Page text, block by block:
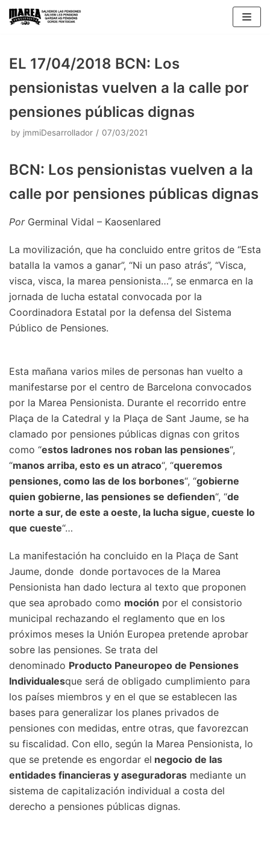
Skip
EL 17/04/2018 BCN: Los
pensionistas vuelven a la calle por
pensiones públicas dignas
by jmmiDesarrollador 07/03/2021
BCN: Los pensionistas vuelven a la
calle por pensiones públicas dignas
Por Germinal Vidal – Kaosenlared
La movilización, que ha concluido entre gritos de “Esta
batalla la vamos a ganar”, “Ni un paso atrás”, “Visca,
visca, visca, la marea pensionista…”, se enmarca en la
jornada de lucha estatal convocada por la
Coordinadora Estatal por la defensa del Sistema
Público de Pensiones.
Esta mañana varios miles de personas han vuelto a
manifestarse por el centro de Barcelona convocados
por la Marea Pensionista. Durante el recorrido entre
Plaça de la Catedral y la Plaça de Sant Jaume, se ha
clamado por pensiones públicas dignas con gritos
como “estos ladrones nos roban las pensiones“,
“manos arriba, esto es un atraco“, “queremos
pensiones, como las de los borbones“, “gobierne
quien gobierne, las pensiones se defienden“, “de
norte a sur, de este a oeste, la lucha sigue, cueste lo
que cueste“…
La manifestación ha concluido en la Plaça de Sant
Jaume, donde donde portavoces de la Marea
Pensionista han dado lectura al texto que proponen
que sea aprobado como moción por el consistorio
municipal rechazando el reglamento que en los
próximos meses la Unión Europea pretende aprobar
sobre las pensiones. Se trata del
denominado Producto Paneuropeo de Pensiones
Individualesque será de obligado cumplimiento para
los países miembros y en el que se establecen las
bases para generalizar los planes privados de
pensiones con medidas, entre otras, que favorezcan
su fiscalidad. Con ello, según la Marea Pensionista, lo
que se pretende es engordar el negocio de las
entidades financieras y aseguradoras mediante un
sistema de capitalización individual a costa del
derecho a pensiones públicas dignas.